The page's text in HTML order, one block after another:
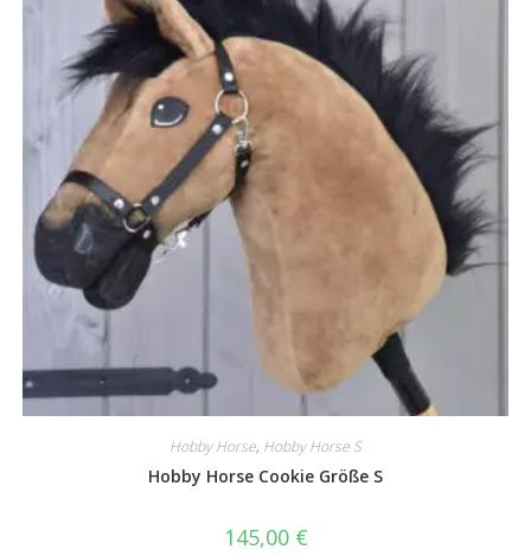
Hobby Horse, Hobby Horse S
Hobby Horse Cookie Größe S
145,00 €